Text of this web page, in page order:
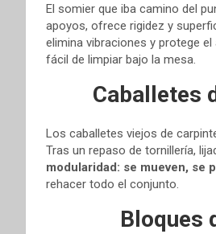
El somier que iba camino del
apoyos, ofrece rigidez y
elimina vibraciones y protege
fácil de limpiar bajo la mesa.
Caballetes
Los caballetes viejos de
Tras un repaso de tornillería,
modularidad: se mueven, se
rehacer todo el conjunto.
Bloques